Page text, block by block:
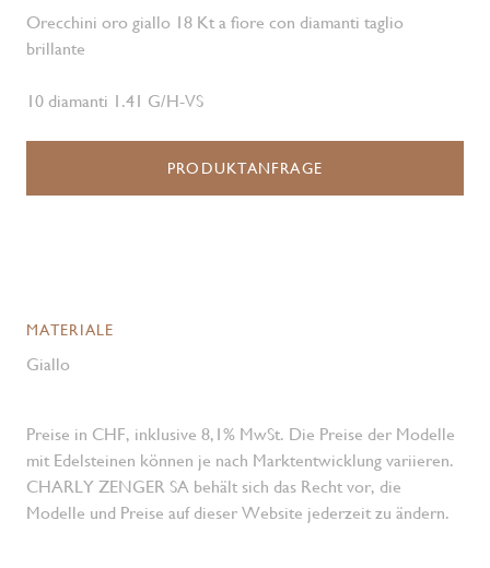
Orecchini oro giallo 18 Kt a fiore con diamanti taglio
brillante
10 diamanti 1.41 G/H-VS
PRODUKTANFRAGE
MATERIALE
Giallo
Preise in CHF, inklusive 8,1% MwSt. Die Preise der Modelle
mit Edelsteinen können je nach Marktentwicklung variieren.
CHARLY ZENGER SA behält sich das Recht vor, die
Modelle und Preise auf dieser Website jederzeit zu ändern.